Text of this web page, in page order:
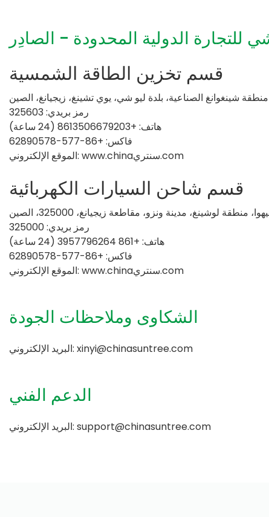
للتجارة الدولية المحدودة - الصادِر
قسم تخزين الطاقة الشمسية
رمز بريدي: 325603
هاتف: +8613506679203 (24 ساعة)
فاكس: +86-577-62890578
الموقع الإلكتروني: www.chinaسنتري.com
قسم شاحن السيارات الكهربائية
رمز بريدي: 325000
هاتف: +861 3957796264 (24 ساعة)
فاكس: +86-577-62890578
الموقع الإلكتروني: www.chinaسنتري.com
الشكاوى وملاحظات الجودة
البريد الإلكتروني: xinyi@chinasuntree.com
الدعم الفني
البريد الإلكتروني: support@chinasuntree.com